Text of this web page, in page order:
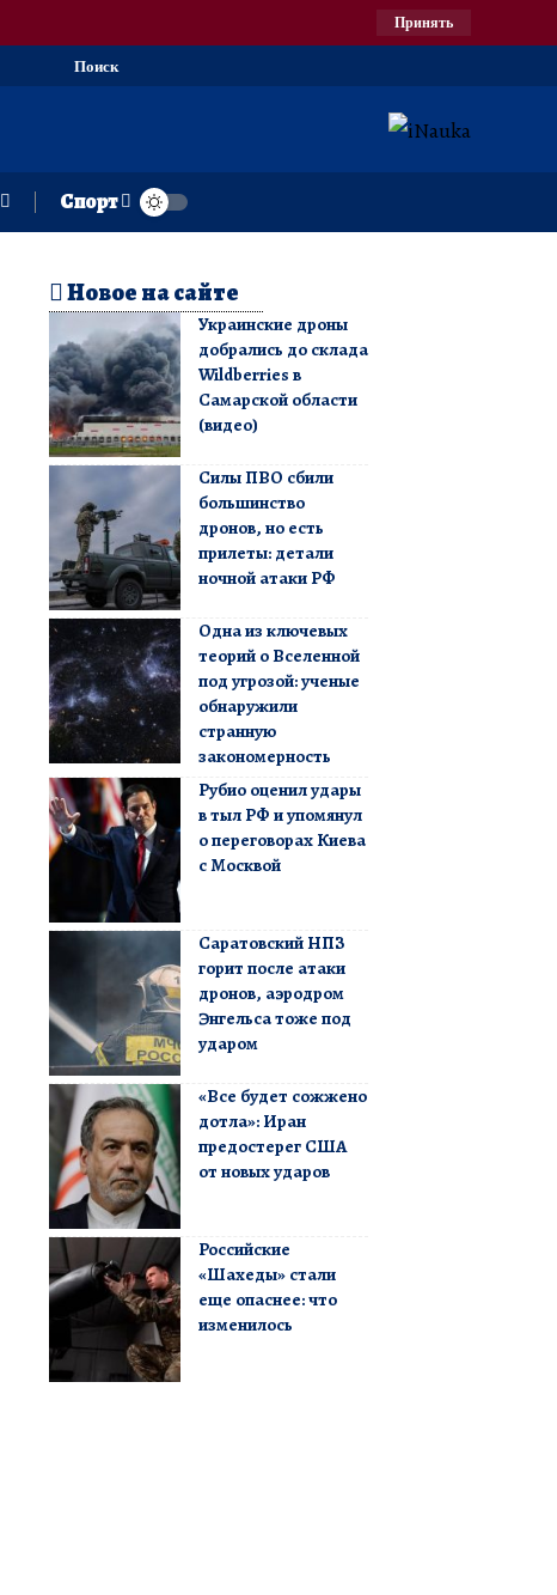
Принять
Поиск
Спорт
Новое на сайте
Украинские дроны
добрались до склада
Wildberries в
Самарской области
(видео)
Силы ПВО сбили
большинство
дронов, но есть
прилеты: детали
ночной атаки РФ
Одна из ключевых
теорий о Вселенной
под угрозой: ученые
обнаружили
странную
закономерность
Рубио оценил удары
в тыл РФ и упомянул
о переговорах Киева
с Москвой
Саратовский НПЗ
горит после атаки
дронов, аэродром
Энгельса тоже под
ударом
«Все будет сожжено
дотла»: Иран
предостерег США
от новых ударов
Российские
«Шахеды» стали
еще опаснее: что
изменилось